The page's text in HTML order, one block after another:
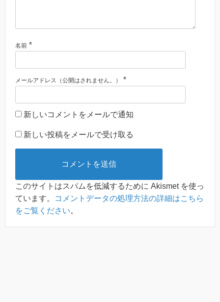
名前 *
メールアドレス（公開はされません。） *
新しいコメントをメールで通知
新しい投稿をメールで受け取る
このサイトはスパムを低減するために Akismet を使っ
ています。
コメントデータの処理方法の詳細はこちら
をご覧ください。